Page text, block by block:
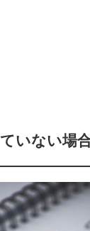
いない場